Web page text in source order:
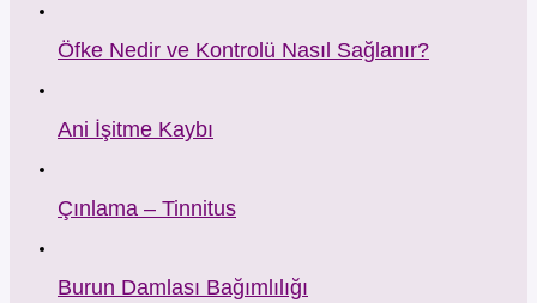
Öfke Nedir ve Kontrolü Nasıl Sağlanır?
Ani İşitme Kaybı
Çınlama – Tinnitus
Burun Damlası Bağımlılığı